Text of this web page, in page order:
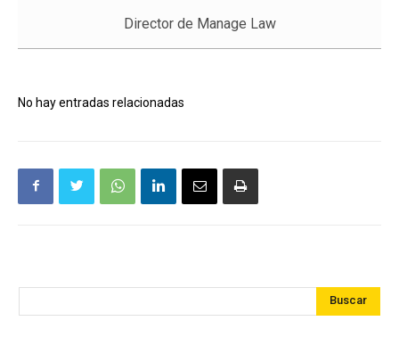
Director de Manage Law
No hay entradas relacionadas
Buscar